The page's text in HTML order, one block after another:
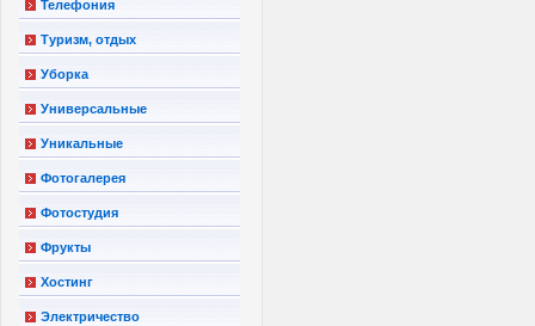
Телефония
Туризм, отдых
Уборка
Универсальные
Уникальные
Фотогалерея
Фотостудия
Фрукты
Хостинг
Электричество